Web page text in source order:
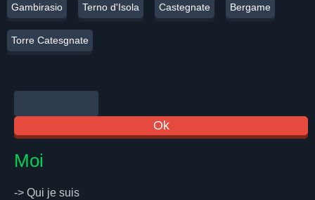
Gambirasio Terno d'Isola Castegnate Bergame
Torre Catesgnate
Moi
-> Qui je suis